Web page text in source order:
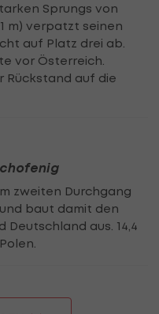
Sprungs von
m) verpatzt seinen
auf Platz drei ab.
vor Österreich.
Rückstand auf die
zweiten Durchgang
baut damit den
Deutschland aus. 14,4